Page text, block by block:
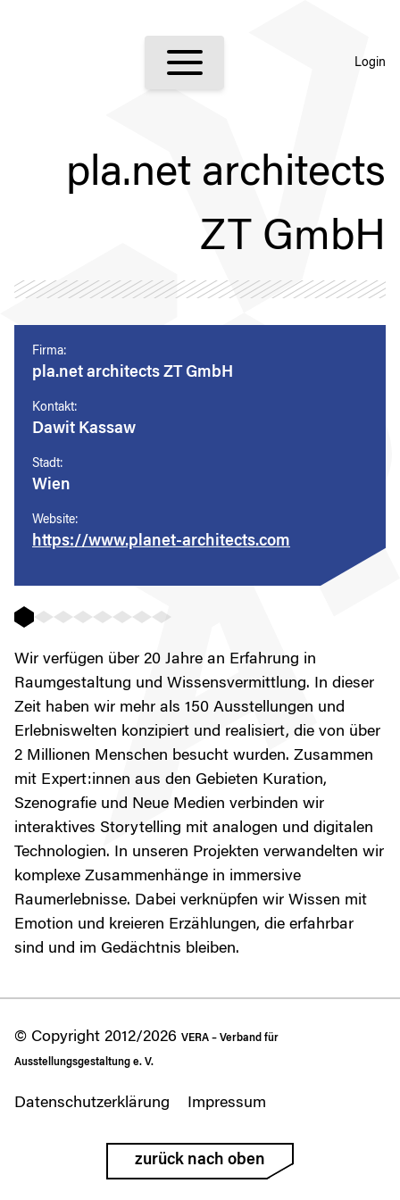
Login
pla.net architects
ZT GmbH
Firma:
pla.net architects ZT GmbH
Kontakt:
Dawit Kassaw
Stadt:
Wien
Website:
https://www.planet-architects.com
Wir verfügen über 20 Jahre an Erfahrung in
Raumgestaltung und Wissensvermittlung. In dieser
Zeit haben wir mehr als 150 Ausstellungen und
Erlebniswelten konzipiert und realisiert, die von über
2 Millionen Menschen besucht wurden. Zusammen
mit Expert:innen aus den Gebieten Kuration,
Szenografie und Neue Medien verbinden wir
interaktives Storytelling mit analogen und digitalen
Technologien. In unseren Projekten verwandelten wir
komplexe Zusammenhänge in immersive
Raumerlebnisse. Dabei verknüpfen wir Wissen mit
Emotion und kreieren Erzählungen, die erfahrbar
sind und im Gedächtnis bleiben.
© Copyright 2012/2026 VERA – Verband für
Ausstellungsgestaltung e. V.
Datenschutzerklärung Impressum
zurück nach oben